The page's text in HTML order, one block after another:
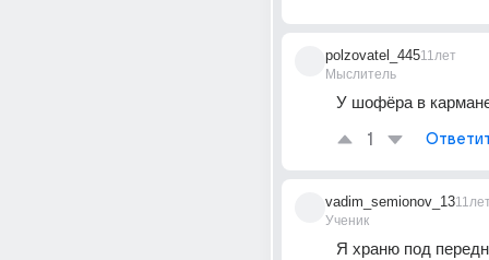
polzovatel_445
Мыслитель
11лет
У шофёра в
1
vadim_semionov_13
Ученик
Я храню под